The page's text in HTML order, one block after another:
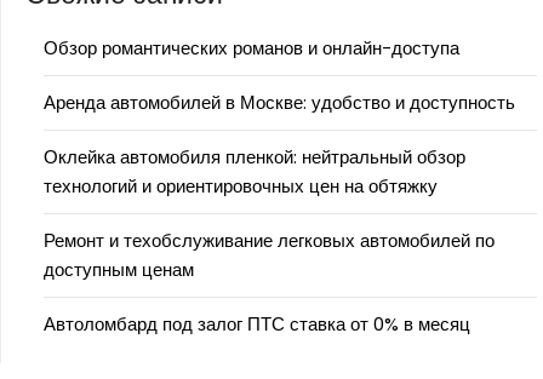
Обзор романтических романов и онлайн-доступа
Аренда автомобилей в Москве: удобство и доступность
Оклейка автомобиля пленкой: нейтральный обзор
технологий и ориентировочных цен на обтяжку
Ремонт и техобслуживание легковых автомобилей по
доступным ценам
Автоломбард под залог ПТС ставка от 0% в месяц